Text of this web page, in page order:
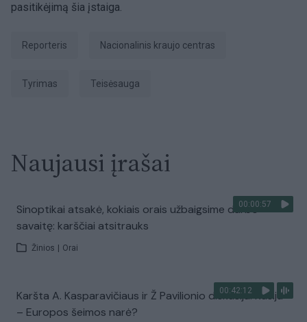
pasitikėjimą šia įstaiga.
Reporteris Nacionalinis kraujo centras
tyrimas teisėsauga
Naujausi įrašai
00:00:57
Sinoptikai atsakė, kokiais orais užbaigsime darbo
savaitę: karščiai atsitrauks
Žinios Orai
00:42:12
Karšta A. Kasparavičiaus ir Ž Pavilionio diskusija: Rusija
– Europos šeimos narė?